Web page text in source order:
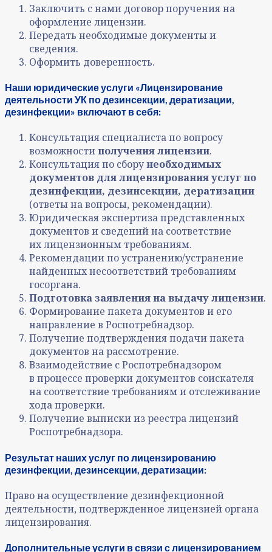
Заключить с нами договор поручения на
оформление лицензии.
Передать необходимые документы и
сведения.
Оформить доверенность.
Наши юридические услуги «Лицензирование
деятельности УК по дезинсекции, дератизации,
дезинфекции» включают в себя:
Консультация специалиста по вопросу
возможностиполучения лицензии.
Консультация по сборунеобходимых
документов для лицензирования услуг по
дезинфекции, дезинсекции, дератизации
(ответы на вопросы, рекомендации).
Юридическая экспертиза представленных
документов и сведений на соответствие
их лицензионным требованиям.
Рекомендации по устранению/устранение
найденных несоответствий требованиям
госоргана.
Подготовка заявления на выдачу лицензии.
Формирование пакета документов и его
направление в Роспотребнадзор.
Получение подтверждения подачи пакета
документов на рассмотрение.
Взаимодействие с Роспотребнадзором
в процессе проверки документов соискателя
на соответствие требованиям и отслеживание
хода проверки.
Получение выписки из реестра лицензий
Роспотребнадзора.
Результат наших услуг по лицензированию
дезинфекции, дезинсекции, дератизации:
Право на осуществление дезинфекционной
деятельности, подтвержденное лицензией органа
лицензирования.
Дополнительные услуги в связи с лицензированием